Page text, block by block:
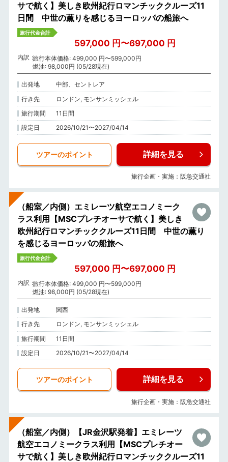
サで航く】美しき欧州紀行ロマンチッククルーズ11
日間 中世の薫りを感じるヨーロッパの船旅へ
旅行代金合計
597,000 円〜697,000 円
内訳 旅行本体価格: 499,000 円〜599,000円
燃油: 98,000円 (05/28現在)
出発地
中部、セントレア
行き先
ロンドン, モンサンミッシェル
旅行期間
11日間
設定日
2026/10/21〜2027/04/14
ツアーのポイント 詳細を見る
旅行企画・実施：阪急交通社
（船室／内側）エミレーツ航空エコノミーク
ラス利用【MSCプレチオーサで航く】美しき
欧州紀行ロマンチッククルーズ11日間 中世の薫り
を感じるヨーロッパの船旅へ
旅行代金合計
597,000 円〜697,000 円
内訳 旅行本体価格: 499,000 円〜599,000円
燃油: 98,000円 (05/28現在)
出発地
関西
行き先
ロンドン, モンサンミッシェル
旅行期間
11日間
設定日
2026/10/21〜2027/04/14
ツアーのポイント 詳細を見る
旅行企画・実施：阪急交通社
（船室／内側）【JR金沢駅発着】エミレーツ
航空エコノミークラス利用【MSCプレチオー
サで航く】美しき欧州紀行ロマンチッククルーズ11